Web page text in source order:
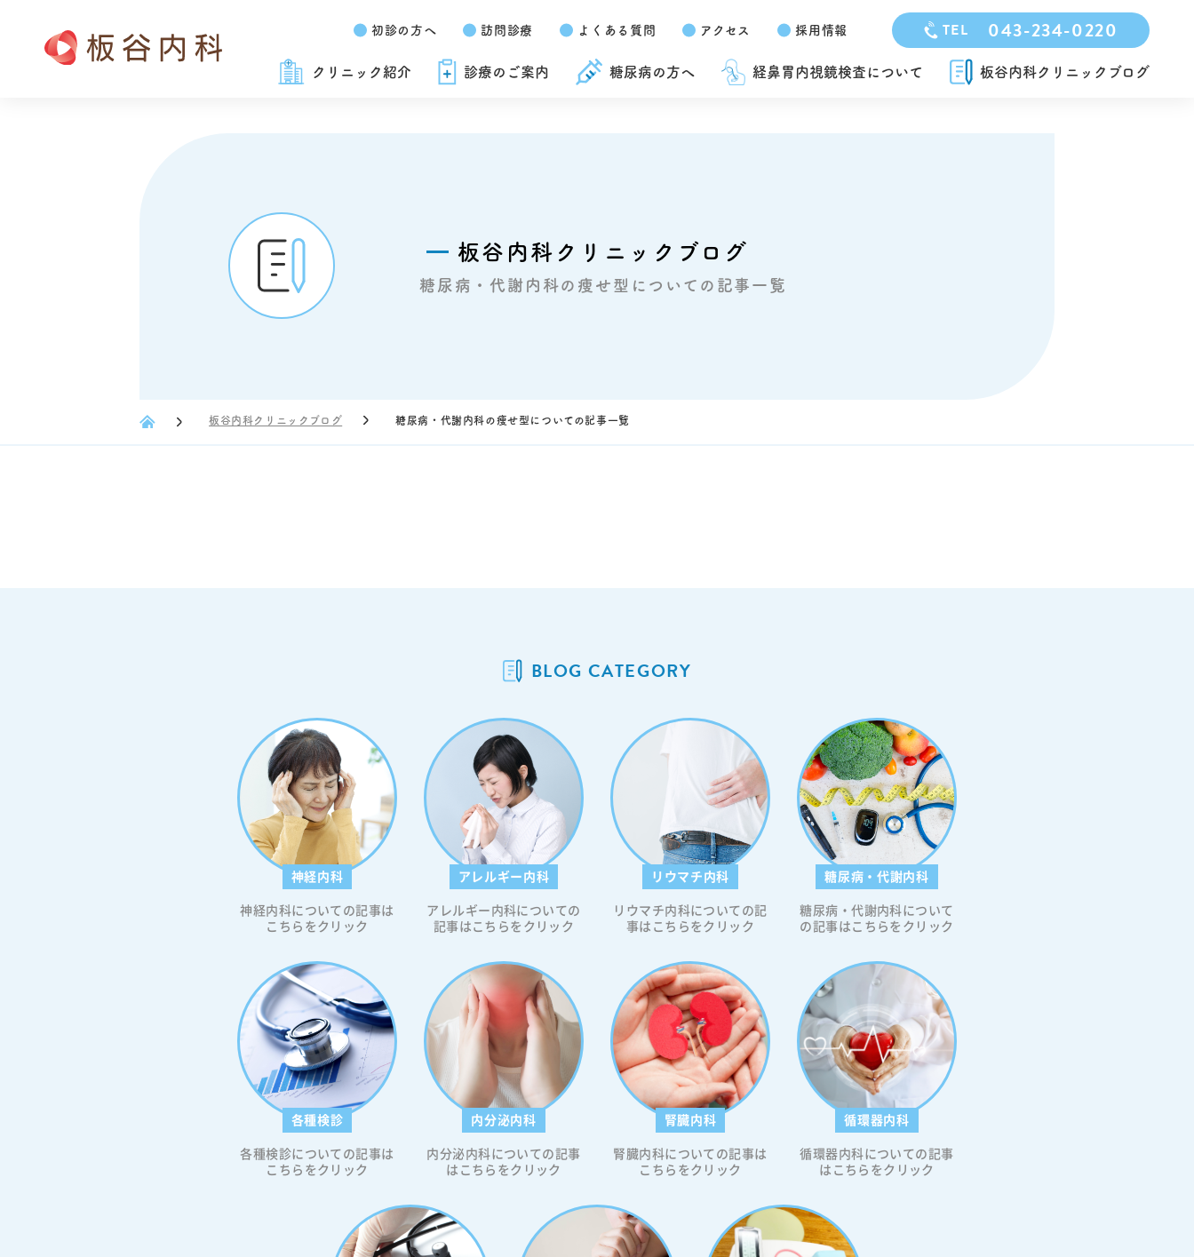
初診の方へ 訪問診療 よくある質問 アクセス 採用情報 TEL 043-234-0220
クリニック紹介 診療のご案内 糖尿病の方へ 経鼻胃内視鏡検査について 板谷内科クリニックブログ
板谷内科クリニックブログ
糖尿病・代謝内科の痩せ型についての記事一覧
板谷内科クリニックブログ 糖尿病・代謝内科の痩せ型についての記事一覧
BLOG CATEGORY
神経内科
神経内科についての記事は
こちらをクリック
アレルギー内科
アレルギー内科についての
記事はこちらをクリック
リウマチ内科
リウマチ内科についての記
事はこちらをクリック
糖尿病・代謝内科
糖尿病・代謝内科について
の記事はこちらをクリック
各種検診
各種検診についての記事は
こちらをクリック
内分泌内科
内分泌内科についての記事
はこちらをクリック
腎臓内科
腎臓内科についての記事は
こちらをクリック
循環器内科
循環器内科についての記事
はこちらをクリック